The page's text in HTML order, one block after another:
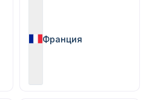
Франция